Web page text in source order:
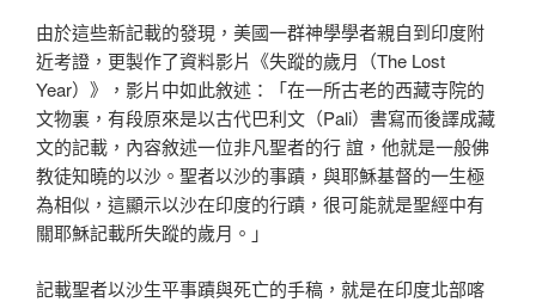
由於這些新記載的發現，美國一群神學學者親自到印度附
近考證，更製作了資料影片《失蹤的歲月（The Lost
Year）》，影片中如此敘述：「在一所古老的西藏寺院的
文物裏，有段原來是以古代巴利文（Pali）書寫而後譯成藏
文的記載，內容敘述一位非凡聖者的行 誼，他就是一般佛
教徒知曉的以沙。聖者以沙的事蹟，與耶穌基督的一生極
為相似，這顯示以沙在印度的行蹟，很可能就是聖經中有
關耶穌記載所失蹤的歲月。」
記載聖者以沙生平事蹟與死亡的手稿，就是在印度北部喀